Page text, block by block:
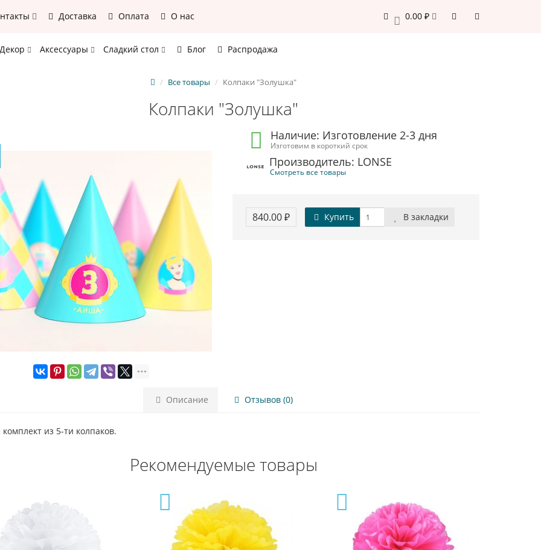
Доставка Оплата О нас 0 0.00 ₽
Декор Аксессуары Сладкий стол Блог Распродажа
Все товары Колпаки "Золушка"
Колпаки "Золушка"
Наличие: Изготовление 2-3 дня
Изготовим в короткий срок
Производитель: LONSE
Смотреть все товары
840.00 ₽ Купить В закладки
Описание Отзывов (0)
из 5-ти колпаков.
Рекомендуемые товары